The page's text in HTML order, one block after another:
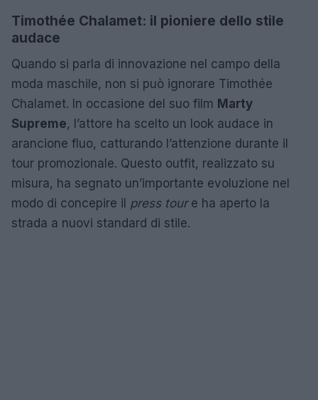
Timothée Chalamet: il pioniere dello stile
audace
Quando si parla di innovazione nel campo della
moda maschile, non si può ignorare Timothée
Chalamet. In occasione del suo film Marty
Supreme, l’attore ha scelto un look audace in
arancione fluo, catturando l’attenzione durante il
tour promozionale. Questo outfit, realizzato su
misura, ha segnato un’importante evoluzione nel
modo di concepire il press toure ha aperto la
strada a nuovi standard di stile.